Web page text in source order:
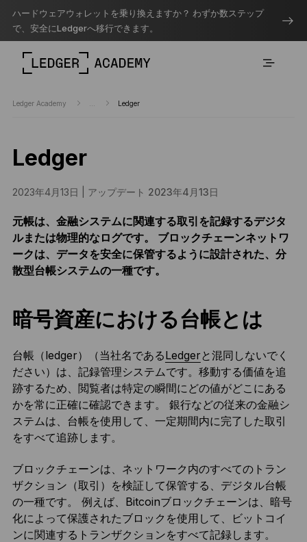
ハードウェアウォレットを乗り換えますか？ わずか数ステップ
で、安全にLedgerへ移行できます。
Ledger Academy Ledger
Ledger
2023年4月13日 | アップデート 2023年4月13日
元帳は、金融システムに関連する取引を記録するデジタ
ルまたは物理的なログです。 ブロックチェーンネットワ
ークは、データを安全に保管するように設計された、分
散型台帳システムの一種です。
暗号資産における台帳とは
台帳（ledger）（当社名であるLedger と混同しないでく
ださい）は、記録管理システムです。移動する価値を追
跡するため、閲覧者は特定の瞬間にどの値がどこにある
かを常に正確に確認できます。 銀行などの従来の金融シ
ステムは、台帳を使用して、一定期間内に完了した取引
をすべて追跡します。
ブロックチェーンは、ネットワーク内のすべてのトラン
ザクション（取引）を検証して保管する、デジタル台帳
の一種です。 例えば、Bitcoinブロックチェーンは、暗号
化によって保護されたブロックを使用して、ビットコイ
ンに関連するトランザクションをすべて記録します。